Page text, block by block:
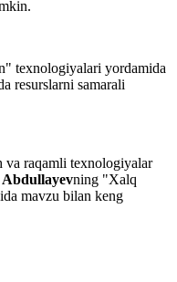
texnologiyalari yordamida
resurslarni samarali
va raqamli texnologiyalar
ning "Xalq
mavzu bilan keng